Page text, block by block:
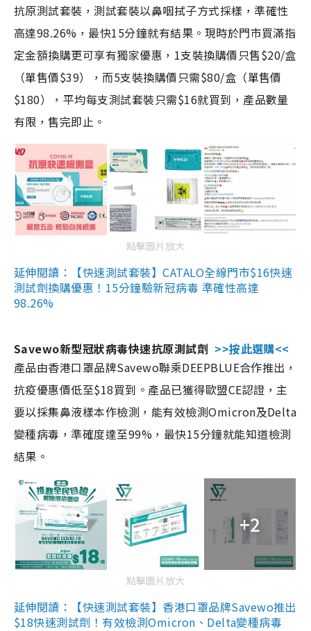
抗原測試套裝，測試套裝以鼻咽拭子方式採樣，準確性
高達98.26%，最快15分鐘就有結果。現時於門市買滿指
定金額換購更可享有獨家優惠，1支裝換購價只售$20/盒
（單售價$39），而5支裝換購價只需$80/盒（單售價
$180），平均每支測試套裝只需$16就買到，產品數量
有限，售完即止。
點擊圖片放大
延伸閱讀：【快速測試套裝】CATALO全線門市$16快速
測試劑換購優惠！15分鐘驗新冠病毒 準確性高達
98.26%
Savewo新型冠狀病毒快速抗原測試劑 >>按此選購<<
產品由香港口罩品牌Savewo聯乘DEEPBLUE合作推出，
抗疫優惠價低至$18買到。產品已獲得歐盟CE認證，主
要以採集鼻液樣本作檢測，能有效檢測Omicron及Delta
變種病毒，準確度達至99%，最快15分鐘就能知道檢測
結果。
+2
點擊圖片放大
延伸閱讀：【快速測試套裝】香港口罩品牌Savewo推出
$18快速測試劑！有效檢測Omicron、Delta變種病毒